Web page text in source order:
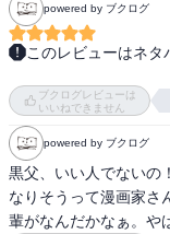
powered by ブクログ
このレビューはネタ
やっときた！恋人展
いたお父さんか実は親
んに次回、黒崎くんの
ブクログレビューは
いいねできません
powered by ブクログ
黒父、いい人でないの
なりそうって漫画家さ
輩がなんだかなぁ。や